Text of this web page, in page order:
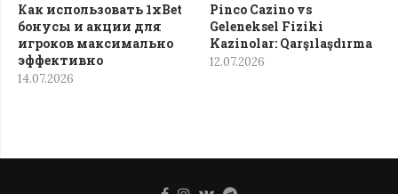
Как использовать 1xBet
бонусы и акции для
игроков максимально
эффективно
14.07.2026
Pinco Cazino vs
Geleneksel Fiziki
Kazinolar: Qarşılaşdırma
12.07.2026